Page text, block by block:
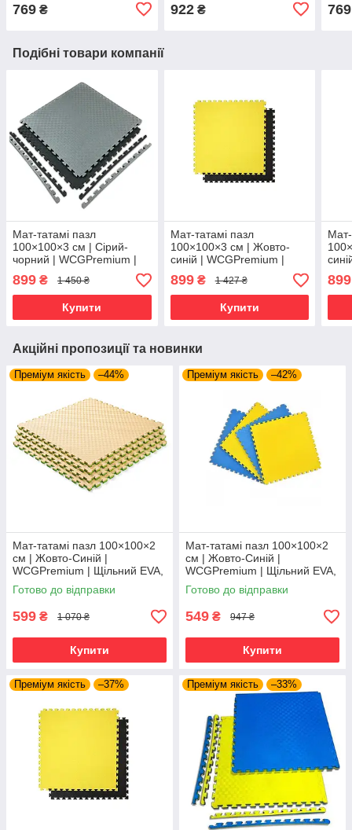
769 ₴ 922₴ 769
Подібні товари компанії
Мат-татамі пазл
100×100×3 см | Сірий-
чорний | WCGPremium |
Захисне покриття,
нековзка поверхня
899 ₴ 1 450 ₴
Купити
Мат-татамі пазл
100×100×3 см | Жовто-
синій | WCGPremium |
Ластівчин хвіст, рельєфна
антиковзка поверхня
жовто-чорний
899₴ 1 427 ₴
Купити
Мат-
899
Акційні пропозиції та новинки
Преміум якість –44%
Мат-татамі пазл 100×100×2
см | Жовто-Синій |
WCGPremium | Щільний EVA,
спортивний рівень бежево-
зелений
Готово до відправки
599 ₴ 1 070 ₴
Купити
Преміум якість –42%
Мат-татамі пазл 100×100×2
см | Жовто-Синій |
WCGPremium | Щільний EVA,
спортивний рівень
Готово до відправки
549 ₴ 947 ₴
Купити
Преміум якість –37% Преміум якість –33%